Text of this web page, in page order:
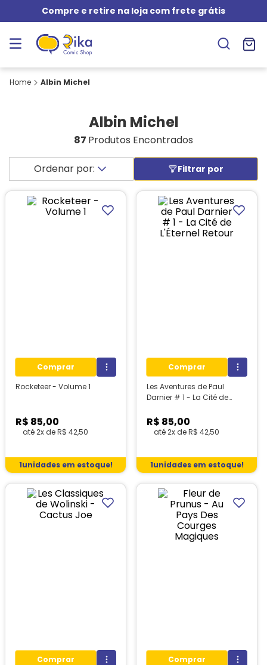
Compre e retire na loja com frete grátis
Albin Michel
Albin Michel
87 Produtos Encontrados
1unidades em estoque!
Comprar
Rocketeer - Volume 1
R$ 85,00
até2x deR$ 42,50
1unidades em estoque!
Comprar
Les Aventures de Paul
Darnier # 1 - La Cité de
R$ 85,00
até2x deR$ 42,50
Comprar
Comprar